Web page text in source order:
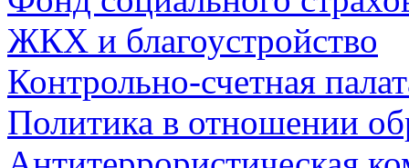
ЖКХ и благоустройство
Контрольно-счетная
Политика в отношении